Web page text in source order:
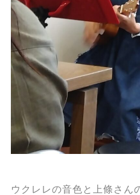
ウクレレの音色と上條さん